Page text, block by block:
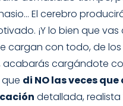
El cerebro
¡Y lo bien que vas
cargan con todo, de
acabarás cargándote
que di NO las veces
detallada, realista